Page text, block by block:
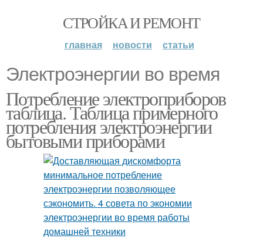
СТРОЙКА И РЕМОНТ
главная новости статьи
Электроэнергии во время
Потребление электроприборов
таблица. Таблица примерного
потребления электроэнергии
бытовыми приборами